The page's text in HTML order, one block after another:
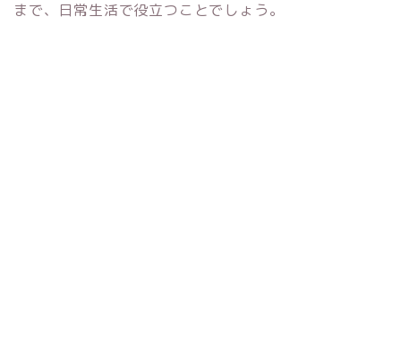
まで、日常生活で役立つことでしょう。